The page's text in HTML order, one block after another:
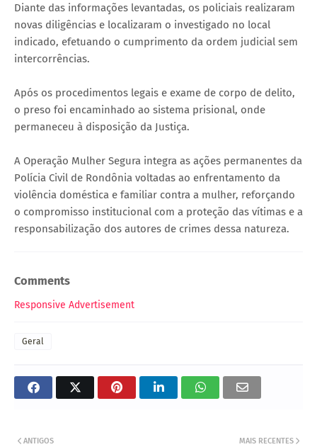
Diante das informações levantadas, os policiais realizaram
novas diligências e localizaram o investigado no local
indicado, efetuando o cumprimento da ordem judicial sem
intercorrências.
Após os procedimentos legais e exame de corpo de delito,
o preso foi encaminhado ao sistema prisional, onde
permaneceu à disposição da Justiça.
A Operação Mulher Segura integra as ações permanentes da
Polícia Civil de Rondônia voltadas ao enfrentamento da
violência doméstica e familiar contra a mulher, reforçando
o compromisso institucional com a proteção das vítimas e a
responsabilização dos autores de crimes dessa natureza.
Comments
Responsive Advertisement
Geral
MAIS RECENTES
ANTIGOS